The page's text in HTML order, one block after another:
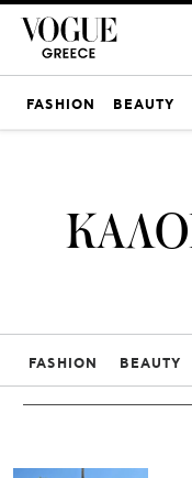
FASHION BEAUTY
FASHION BEAUTY